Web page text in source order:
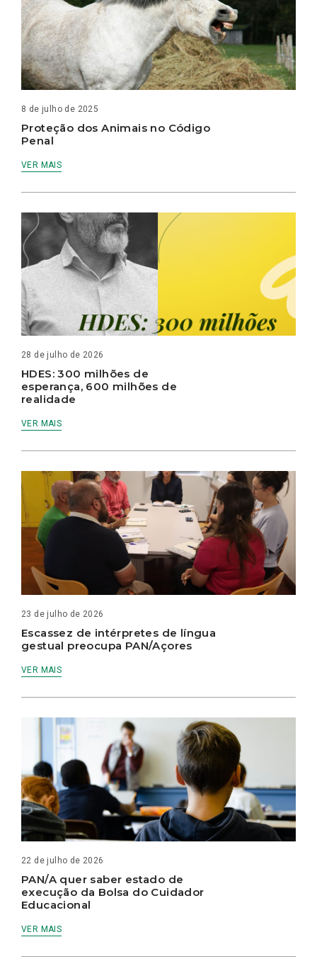
8 de julho de 2025
Proteção dos Animais no Código
Penal
VER MAIS
28 de julho de 2026
HDES: 300 milhões de
esperança, 600 milhões de
realidade
VER MAIS
23 de julho de 2026
Escassez de intérpretes de língua
gestual preocupa PAN/Açores
VER MAIS
22 de julho de 2026
PAN/A quer saber estado de
execução da Bolsa do Cuidador
Educacional
VER MAIS